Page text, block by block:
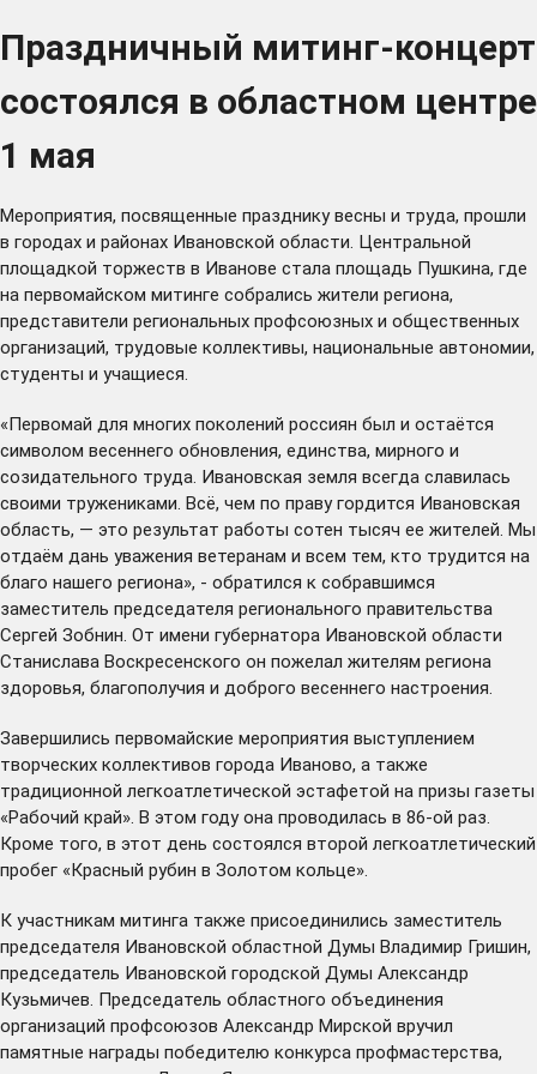
Праздничный митинг-концерт
состоялся в областном центре
1 мая
Мероприятия, посвященные празднику весны и труда, прошли
в городах и районах Ивановской области. Центральной
площадкой торжеств в Иванове стала площадь Пушкина, где
на первомайском митинге собрались жители региона,
представители региональных профсоюзных и общественных
организаций, трудовые коллективы, национальные автономии,
студенты и учащиеся.
«Первомай для многих поколений россиян был и остаётся
символом весеннего обновления, единства, мирного и
созидательного труда. Ивановская земля всегда славилась
своими тружениками. Всё, чем по праву гордится Ивановская
область, — это результат работы сотен тысяч ее жителей. Мы
отдаём дань уважения ветеранам и всем тем, кто трудится на
благо нашего региона», - обратился к собравшимся
заместитель председателя регионального правительства
Сергей Зобнин. От имени губернатора Ивановской области
Станислава Воскресенского он пожелал жителям региона
здоровья, благополучия и доброго весеннего настроения.
Завершились первомайские мероприятия выступлением
творческих коллективов города Иваново, а также
традиционной легкоатлетической эстафетой на призы газеты
«Рабочий край». В этом году она проводилась в 86-ой раз.
Кроме того, в этот день состоялся второй легкоатлетический
пробег «Красный рубин в Золотом кольце».
К участникам митинга также присоединились заместитель
председателя Ивановской областной Думы Владимир Гришин,
председатель Ивановской городской Думы Александр
Кузьмичев. Председатель областного объединения
организаций профсоюзов Александр Мирской вручил
памятные награды победителю конкурса профмастерства,